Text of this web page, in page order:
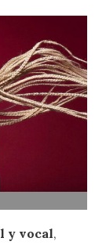
y vocal,